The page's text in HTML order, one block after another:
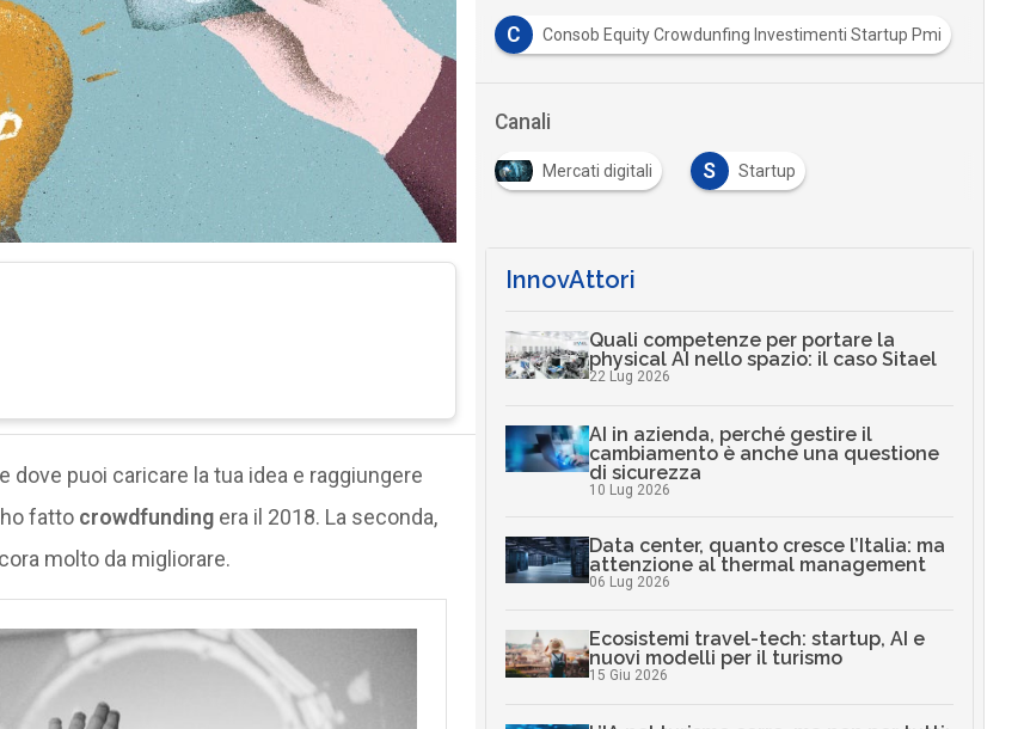
dove puoi caricare la tua idea e raggiungere
fatto crowdfundingera il 2018. La seconda,
molto da migliorare.
C Consob Equity Crowdunfing Investimenti Startup Pmi
Canali
Mercati digitali S Startup
InnovAttori
Quali competenze per portare la
physical AI nello spazio: il caso Sitael
22 Lug 2026
AI in azienda, perché gestire il
cambiamento è anche una questione
di sicurezza
10 Lug 2026
Data center, quanto cresce l’Italia: ma
attenzione al thermal management
06 Lug 2026
Ecosistemi travel-tech: startup, AI e
nuovi modelli per il turismo
15 Giu 2026